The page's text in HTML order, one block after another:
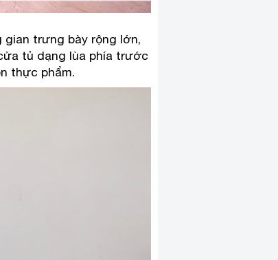
gian trưng bày rộng lớn,
tủ dạng lùa phía trước
thực phẩm.